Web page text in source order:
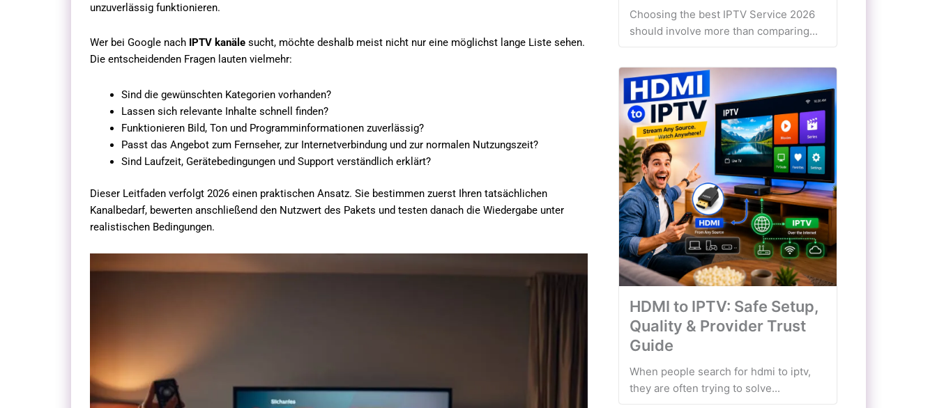
unzuverlässig funktionieren.
Wer bei Google nach IPTV kanäle sucht, möchte deshalb meist nicht nur eine möglichst lange Liste sehen.
Die entscheidenden Fragen lauten vielmehr:
Sind die gewünschten Kategorien vorhanden?
Lassen sich relevante Inhalte schnell finden?
Funktionieren Bild, Ton und Programminformationen zuverlässig?
Passt das Angebot zum Fernseher, zur Internetverbindung und zur normalen Nutzungszeit?
Sind Laufzeit, Gerätebedingungen und Support verständlich erklärt?
Dieser Leitfaden verfolgt 2026 einen praktischen Ansatz. Sie bestimmen zuerst Ihren tatsächlichen
Kanalbedarf, bewerten anschließend den Nutzwert des Pakets und testen danach die Wiedergabe unter
realistischen Bedingungen.
Choosing the best IPTV Service 2026
should involve more than comparing...
HDMI to IPTV: Safe Setup,
Quality & Provider Trust
Guide
When people search for hdmi to iptv,
they are often trying to solve...